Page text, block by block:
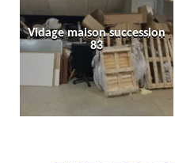
Vidage maison succession
83